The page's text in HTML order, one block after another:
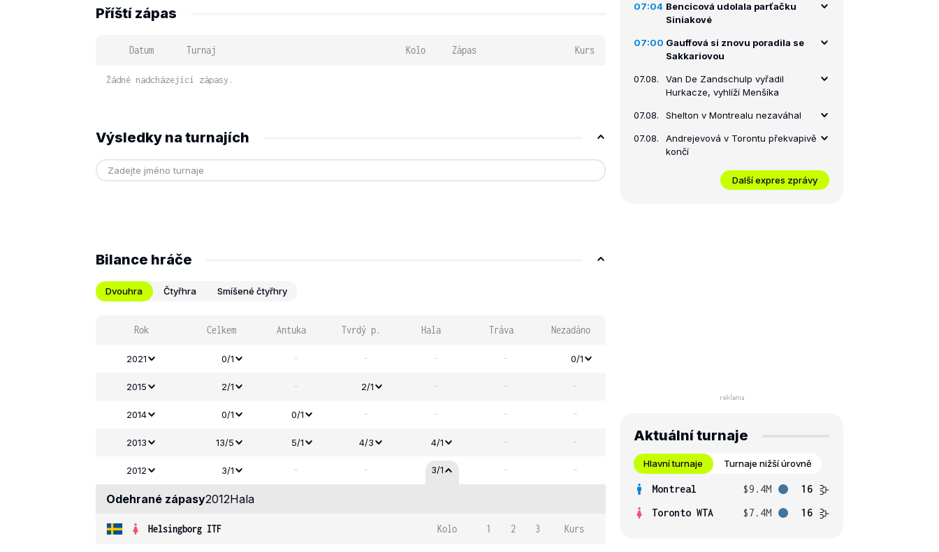
Příští zápas
Datum Turnaj Kolo Zápas Kurs
Žádné nadcházející zápasy.
Výsledky na turnajích
Bilance hráče
Dvouhra Čtyřhra Smíšené čtyřhry
Rok Celkem Antuka Tvrdý p. Hala Tráva Nezadáno
2021 0/1 - - - - 0/1
2015 2/1 - 2/1 - - -
2014 0/1 0/1 - - - -
2013 13/5 5/1 4/3 4/1 - -
2012 3/1 - - 3/1 - -
Odehrané zápasy2012Hala
Helsingborg ITF Kolo 1 2 3 Kurs
07:04 Bencicová udolala parťačku
Siniakové
07:00 Gauffová si znovu poradila se
Sakkariovou
07.08.
Van De Zandschulp vyřadil
Hurkacze, vyhlíží Menšíka
07.08. Shelton v Montrealu nezaváhal
07.08.
Andrejevová v Torontu překvapivě
končí
Další expres zprávy
Aktuální turnaje
Hlavní turnaje Turnaje nižší úrovně
Montreal $9.4M
16
Toronto WTA
$7.4M 16